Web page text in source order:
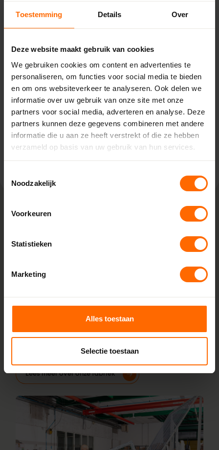
Toestemming Details Over
Deze website maakt gebruik van cookies
We gebruiken cookies om content en advertenties te
personaliseren, om functies voor social media te bieden
en om ons websiteverkeer te analyseren. Ook delen we
informatie over uw gebruik van onze site met onze
partners voor social media, adverteren en analyse. Deze
partners kunnen deze gegevens combineren met andere
informatie die u aan ze heeft verstrekt of die ze hebben
verzameld op basis van uw gebruik van hun services.
Noodzakelijk
Voorkeuren
Statistieken
Marketing
Alles toestaan
Selectie toestaan
Pick-up point
Dieverbrug – Bouwcenter
Dieverbrug 39,
7984 NH Dieverbrug
0513335000
Selecteren als mijn vestiging
Lokaal geproduceerd in onze eigen
Rechtstreeks bestellen bij de fabrikant, dat doe je bij
leveren we kunststof kozijnen van hoge kwaliteit tegen een
bestelling al vanaf 5 werkdagen afhalen in de buurt van
voor advies over maatwerk of montage helpen onze
vakmensen je graag.
Lees meer over onze fabriek